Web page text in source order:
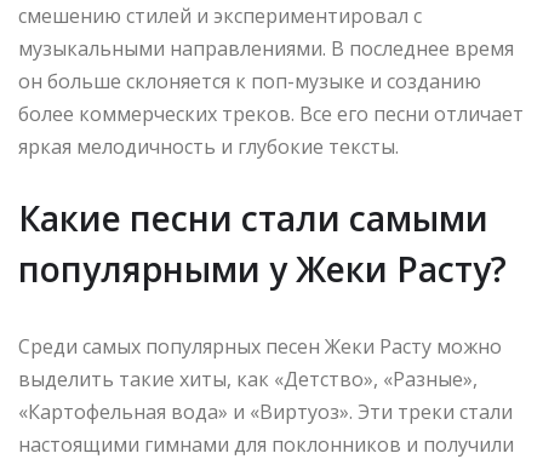
смешению стилей и экспериментировал с
музыкальными направлениями. В последнее время
он больше склоняется к поп-музыке и созданию
более коммерческих треков. Все его песни отличает
яркая мелодичность и глубокие тексты.
Какие песни стали самыми
популярными у Жеки Расту?
Среди самых популярных песен Жеки Расту можно
выделить такие хиты, как «Детство», «Разные»,
«Картофельная вода» и «Виртуоз». Эти треки стали
настоящими гимнами для поклонников и получили